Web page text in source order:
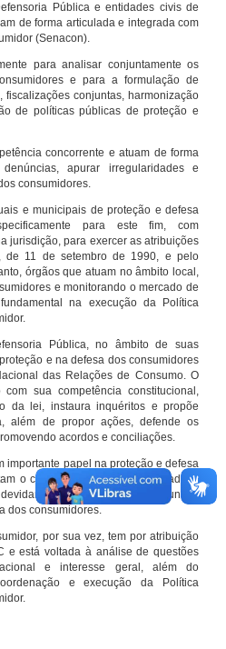
Pública e entidades civis de
de forma articulada e integrada com
(Senacon).
para analisar conjuntamente os
e para a formulação de
fiscalizações conjuntas, harmonização
de políticas públicas de proteção e
concorrente e atuam de forma
apurar irregularidades e
consumidores.
e municipais de proteção e defesa
para este fim, com
jurisdição, para exercer as atribuições
de 11 de setembro de 1990, e pelo
órgãos que atuam no âmbito local,
e monitorando o mercado de
na execução da Política
Pública, no âmbito de suas
e na defesa dos consumidores
das Relações de Consumo. O
sua competência constitucional,
da lei, instaura inquéritos e propõe
além de propor ações, defende os
acordos e conciliações.
importante papel na proteção e defesa
o conjunto organizado de cidadãos
registrada e com função
dos consumidores.
por sua vez, tem por atribuição
e está voltada à análise de questões
e interesse geral, além do
e execução da Política